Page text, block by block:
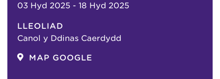
03 Hyd 2025 - 18 Hyd 2025
LLEOLIAD
Canol y Ddinas Caerdydd
MAP GOOGLE